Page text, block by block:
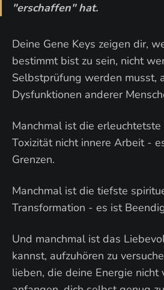
"erschaffen" hat.
Deine Gene Keys zeigen dir,
bestimmt bist zu sein, nicht
Selbstprüfung werden musst,
Dysfunktionen anderer
Manchmal ist die
Toxizität nicht innere Arbeit -
Grenzen.
Manchmal ist die tiefste
Transformation - es ist
Und manchmal ist das
kannst, aufzuhören zu
lieben, die deine Energie nicht